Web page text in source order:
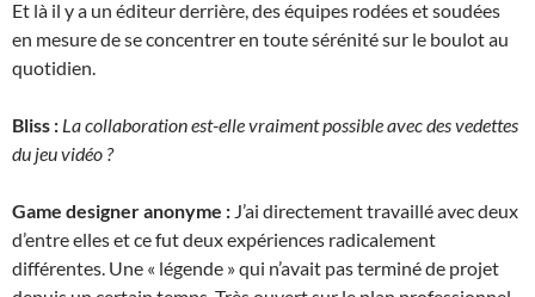
Et là il y a un éditeur derrière, des équipes rodées et soudées
en mesure de se concentrer en toute sérénité sur le boulot au
quotidien.
Bliss : La collaboration est-elle vraiment possible avec des vedettes
du jeu vidéo ?
Game designer anonyme : J’ai directement travaillé avec deux
d’entre elles et ce fut deux expériences radicalement
différentes. Une « légende » qui n’avait pas terminé de projet